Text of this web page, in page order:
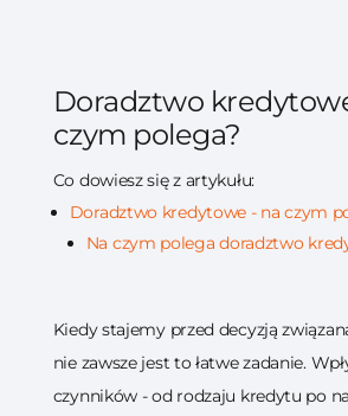
Doradztwo
czym polega?
Co dowiesz się z artykułu:
Doradztwo kredytowe - na czym
Na czym polega doradztwo
Kiedy stajemy przed decyzją
nie zawsze jest to łatwe zadanie.
czynników - od rodzaju kredytu po